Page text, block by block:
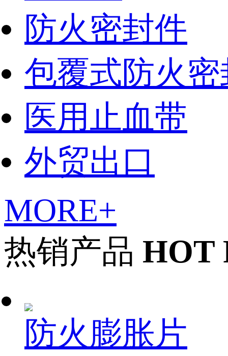
防火密封件
包覆式防火
医用止血带
外贸出口
MORE+
热销产品 HOT
防火膨胀片